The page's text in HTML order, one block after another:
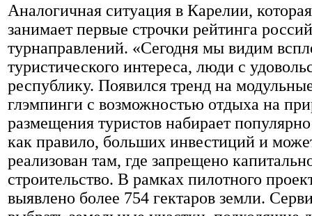
Аналогичная ситуация в Карелии,
занимает первые строчки рейтинга
турнаправлений. «Сегодня мы видим
туристического интереса, люди с
республику. Появился тренд на
глэмпинги с возможностью отдыха на
размещения туристов набирает
как правило, больших инвестиций и
реализован там, где запрещено
строительство. В рамках пилотного
выявлено более 754 гектаров земли.